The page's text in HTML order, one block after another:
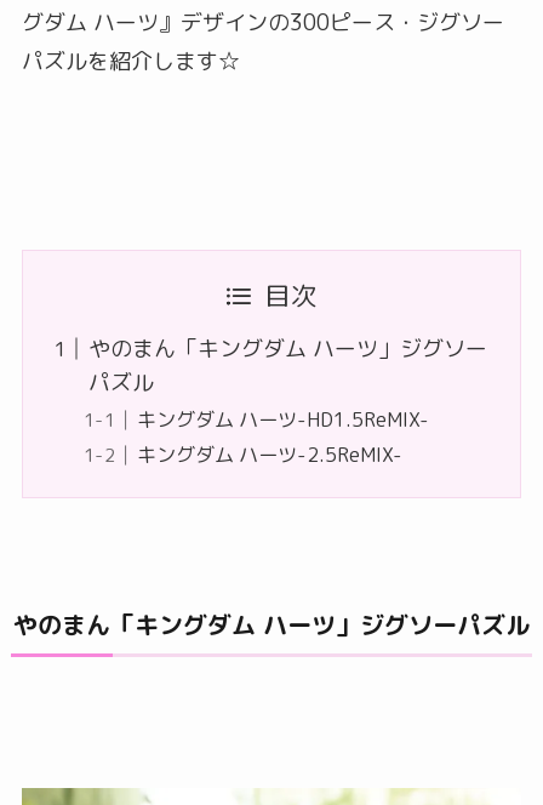
グダム ハーツ』デザインの300ピース・ジグソー
パズルを紹介します☆
目次
やのまん「キングダム ハーツ」ジグソー
パズル
キングダム ハーツ-HD1.5ReMIX-
キングダム ハーツ-2.5ReMIX-
やのまん「キングダム ハーツ」ジグソーパズル